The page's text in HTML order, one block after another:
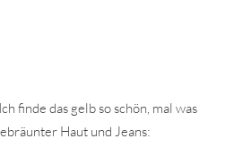
finde das gelb so schön, mal was
Haut und Jeans: